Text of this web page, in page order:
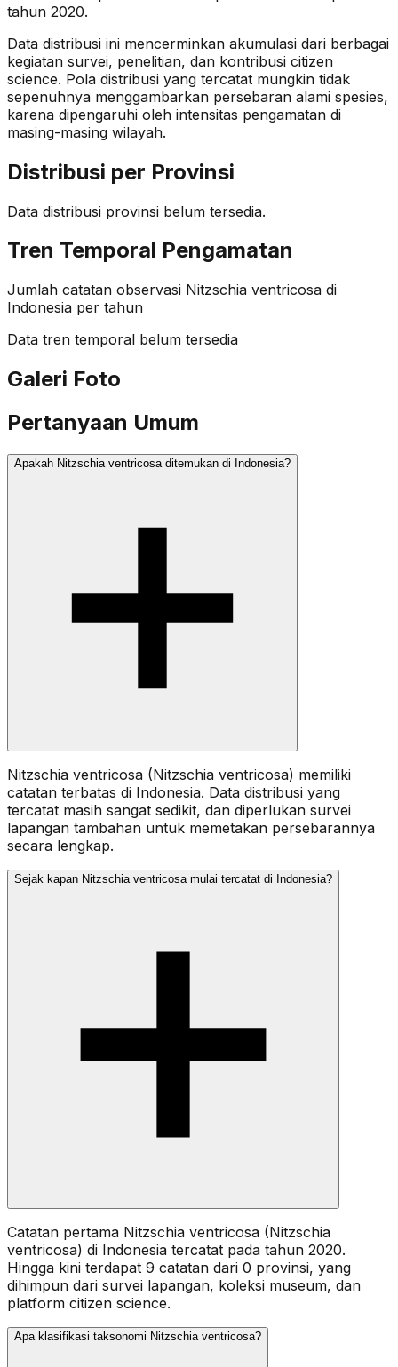
tahun 2020.
Data distribusi ini mencerminkan akumulasi dari berbagai
kegiatan survei, penelitian, dan kontribusi citizen
science. Pola distribusi yang tercatat mungkin tidak
sepenuhnya menggambarkan persebaran alami spesies,
karena dipengaruhi oleh intensitas pengamatan di
masing-masing wilayah.
Distribusi per Provinsi
Data distribusi provinsi belum tersedia.
Tren Temporal Pengamatan
Jumlah catatan observasi Nitzschia ventricosa di
Indonesia per tahun
Data tren temporal belum tersedia
Galeri Foto
Pertanyaan Umum
Apakah Nitzschia ventricosa ditemukan di Indonesia?
Nitzschia ventricosa (Nitzschia ventricosa) memiliki
catatan terbatas di Indonesia. Data distribusi yang
tercatat masih sangat sedikit, dan diperlukan survei
lapangan tambahan untuk memetakan persebarannya
secara lengkap.
Sejak kapan Nitzschia ventricosa mulai tercatat di Indonesia?
Catatan pertama Nitzschia ventricosa (Nitzschia
ventricosa) di Indonesia tercatat pada tahun 2020.
Hingga kini terdapat 9 catatan dari 0 provinsi, yang
dihimpun dari survei lapangan, koleksi museum, dan
platform citizen science.
Apa klasifikasi taksonomi Nitzschia ventricosa?